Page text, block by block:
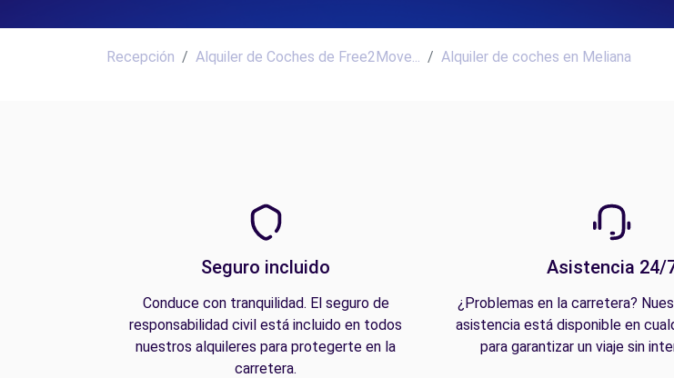
Recepción Alquiler de Coches de Free2Move... Alquiler de coches en Meliana
Seguro incluido
Conduce con tranquilidad. El seguro de
responsabilidad civil está incluido en todos
nuestros alquileres para protegerte en la
carretera.
Asistencia 24/
¿Problemas en la carretera?
asistencia está disponible en
para garantizar un viaje sin